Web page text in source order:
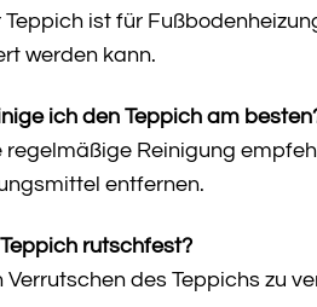
Teppich ist für
werden kann.
ich den Teppich am
regelmäßige Reinigung
entfernen.
Teppich rutschfest?
Verrutschen des Teppichs zu